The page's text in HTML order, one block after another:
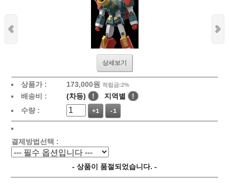
상세보기
상품가 : 173,000원 적립금:2%
배송비 : (차등) ! 지역별
!
수량 :
+1 -1
결제방법선택 :
- 상품이 품절되었습니다. -